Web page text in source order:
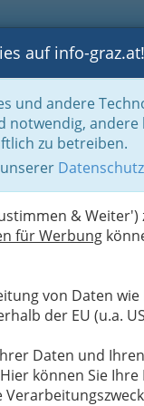
OTOS G
auf info-graz.at!
und andere
andere
zu betreiben.
& Weiter')
für Werbung
von Daten wie
der EU (u.a.
Daten und
können Sie
Einkaufen und Schenken